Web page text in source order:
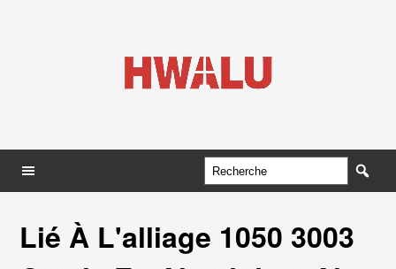
Lié À L'alliage 1050 3003